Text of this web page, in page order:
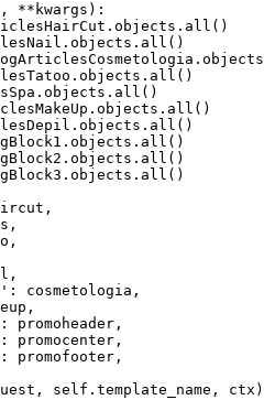
**kwargs):
cosmetologia,
promoheader,
promocenter,
promofooter,
self.template_name, ctx)